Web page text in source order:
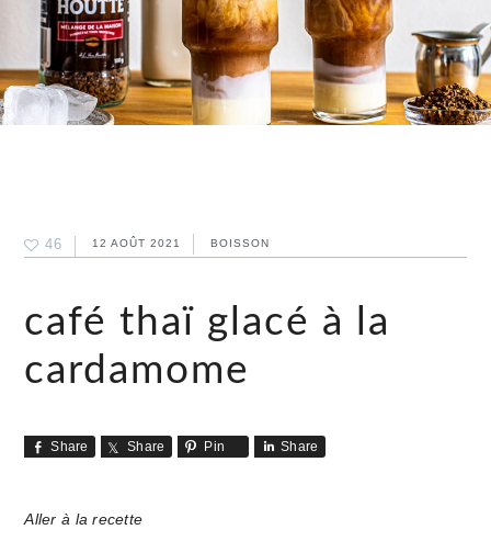
46 12 AOÛT 2021 BOISSON
café thaï glacé à la
cardamome
Share Share Pin Share
Aller à la recette